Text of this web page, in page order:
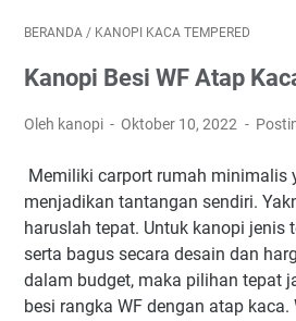
BERANDA / KANOPI KACA TEMPERED
Kanopi Besi WF Atap
Oleh kanopi Oktober 10, 2022
Memiliki carport rumah minimalis
menjadikan tantangan sendiri.
haruslah tepat. Untuk kanopi jenis
serta bagus secara desain dan
dalam budget, maka pilihan tepat
besi rangka WF dengan atap